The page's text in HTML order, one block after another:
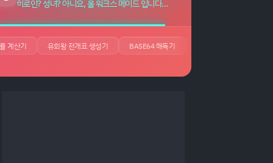
히로인? 성녀? 아니요, 올 워크스 메이드 입니다! (자랑) 자막 (7)
계산기 유희왕 전개표 생성기 BASE64 해독기